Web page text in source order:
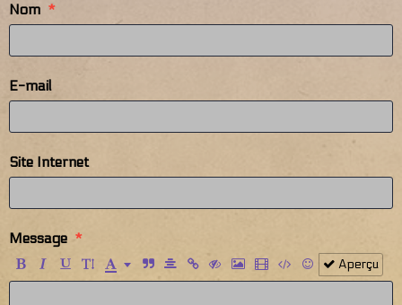
Nom
E-mail
Site Internet
Message
Aperçu